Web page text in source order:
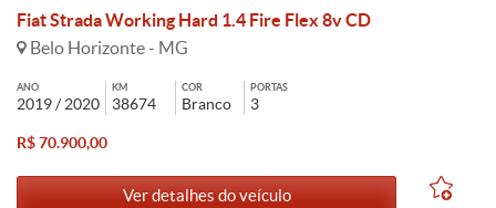
Fiat Strada Working Hard 1.4 Fire Flex 8v CD
Belo Horizonte - MG
ANO
2019 / 2020
KM
38674
COR
Branco
PORTAS
3
R$ 70.900,00
Ver detalhes do veículo